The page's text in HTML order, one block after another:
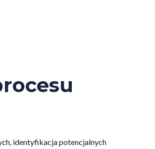
identyfikacja potencjalnych